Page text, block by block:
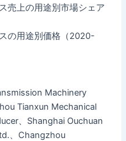
売上の用途別市場シェア
の用途別価格（2020-
Machinery
Tianxun Mechanical
、Shanghai Ouchuan
、Changzhou